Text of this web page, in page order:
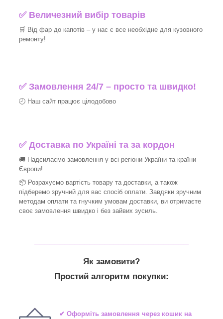
✅ Величезний вибір товарів
🛒 Від фар до капотів – у нас є все необхідне для кузовного
ремонту!
✅ Замовлення 24/7 – просто та швидко!
🕘 Наш сайт працює цілодобово
✅ Доставка по Україні та за кордон
🚚 Надсилаємо замовлення у всі регіони України та країни
Європи!
📦 Розрахуємо вартість товару та доставки, а також
підберемо зручний для вас спосіб оплати. Завдяки зручним
методам оплати та гнучким умовам доставки, ви отримаєте
своє замовлення швидко і без зайвих зусиль.
Як замовити?
Простий алгоритм покупки:
✔ Оформіть замовлення через кошик на